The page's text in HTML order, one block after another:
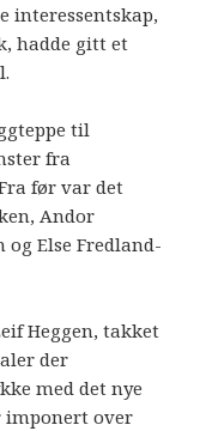
interessentskap,
hadde gitt et
til
fra
før var det
Andor
og Else Fredland-
Heggen, takket
der
med det nye
imponert over